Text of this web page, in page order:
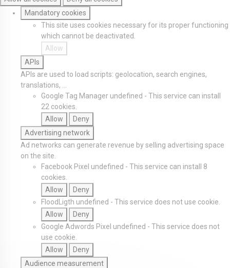
Mandatory cookies
This site uses cookies necessary for its proper functioning
which cannot be deactivated.
Allow
APIs
APIs are used to load scripts: geolocation, search engines,
translations, ...
Google Tag Manager undefined - This service can install
22 cookies.
Allow
Deny
Advertising network
Ad networks can generate revenue by selling advertising space
on the site.
Facebook Pixel undefined - This service can install 8
cookies.
Allow
Deny
FloodLigth undefined - This service does not use cookie.
Allow
Deny
Google Adwords Pixel undefined - This service does not
use cookie.
Allow
Deny
Audience measurement